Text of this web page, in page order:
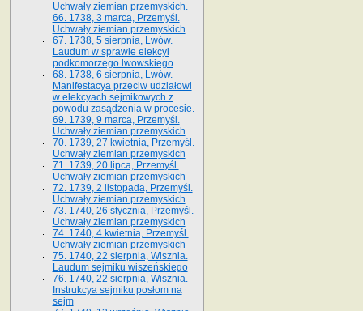
Uchwały ziemian przemyskich­­.
66. 1738, 3 marca, Przemyśl.
Uchwały ziemian przemyskich­
67. 1738, 5 sierpnia, Lwów.
Laudum w sprawie elekcyi
podkomorzego lwowskiego
68. 1738, 6 sierpnia, Lwów.
Manifestacya przeciw udziałowi
w elekcyach sejmikowych z
powodu zasądzenia w procesie.
69. 1739, 9 marca, Przemyśl.
Uchwały ziemian przemyskich
70. 1739, 27 kwietnia, Przemyśl.
Uchwały ziemian przemyskich
71. 1739, 20 lipca, Przemyśl.
Uchwały ziemian przemyskich
72. 1739, 2 listopada, Przemyśl.
Uchwały ziemian przemyskich
73. 1740, 26 stycznia, Przemyśl.
Uchwały ziemian przemyskich
74. 1740, 4 kwietnia, Przemyśl.
Uchwały ziemian przemyskich
75. 1740, 22 sierpnia, Wisznia.
Laudum sejmiku wiszeńskiego
76. 1740, 22 sierpnia, Wisznia.
Instrukcya sejmiku posłom na
sejm